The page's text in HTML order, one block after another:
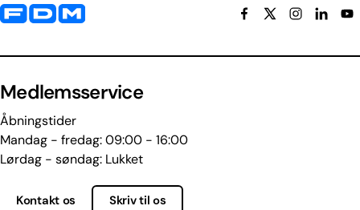
Yderligere information og kontaktoplysninger
Medlemsservice
Åbningstider
Mandag - fredag: 09:00 - 16:00
Lørdag - søndag: Lukket
Kontakt os Skriv til os